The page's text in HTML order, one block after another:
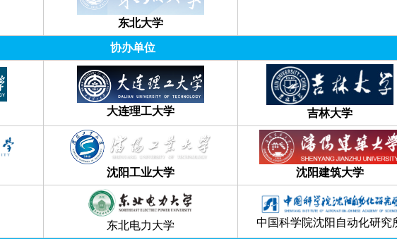
东北大学
协办单位
大连理工大学 吉林大学
沈阳工业大学 沈阳建筑大学
东北电力大学 中国科学院沈阳自动化研究